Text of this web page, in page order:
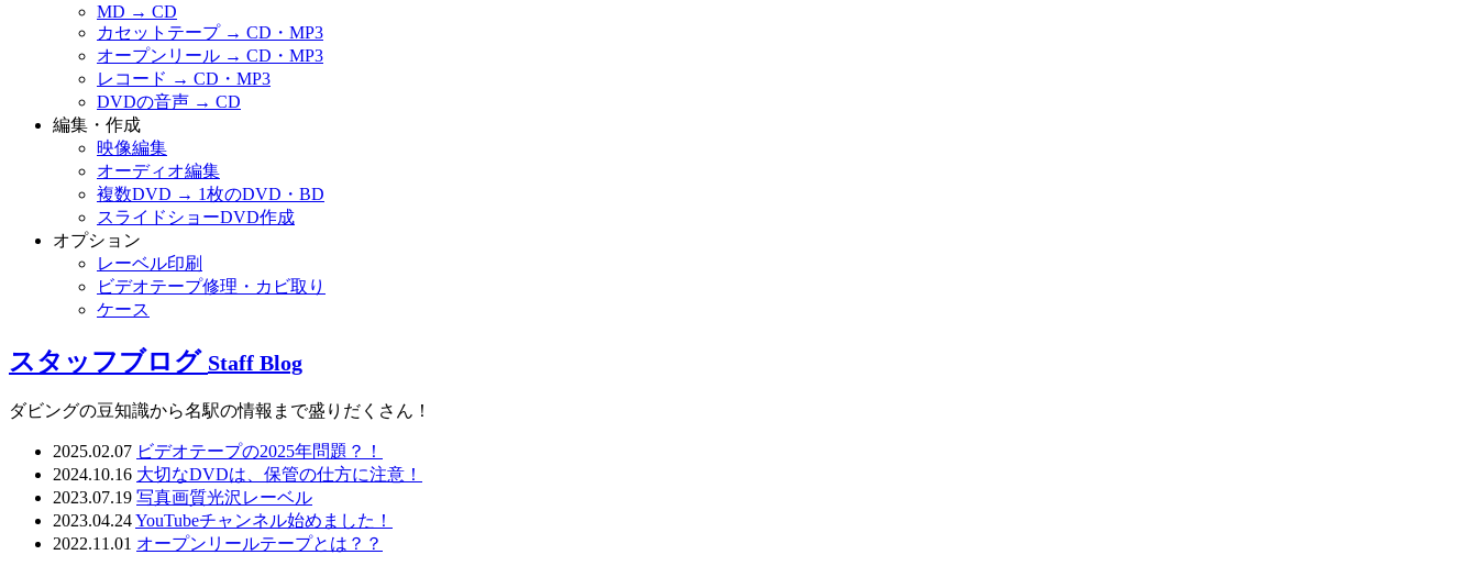
MD → CD
カセットテープ → CD・MP3
オープンリール → CD・MP3
レコード → CD・MP3
DVDの音声 → CD
編集・作成
映像編集
オーディオ編集
複数DVD → 1枚のDVD・BD
スライドショーDVD作成
オプション
レーベル印刷
ビデオテープ修理・カビ取り
ケース
スタッフブログ Staff Blog
ダビングの豆知識から名駅の情報まで盛りだくさん！
2025.02.07 ビデオテープの2025年問題？！
2024.10.16 大切なDVDは、保管の仕方に注意！
2023.07.19 写真画質光沢レーベル
2023.04.24YouTubeチャンネル始めました！
2022.11.01 オープンリールテープとは？？